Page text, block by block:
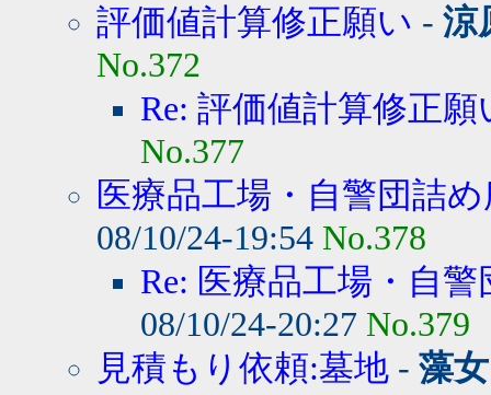
評価値計算修正願い - 涼
No.372
Re: 評価値計算修正願
No.377
医療品工場・自警団詰
08/10/24-19:54 No.378
Re: 医療品工場・自
08/10/24-20:27 No.379
見積もり依頼:墓地 - 藻